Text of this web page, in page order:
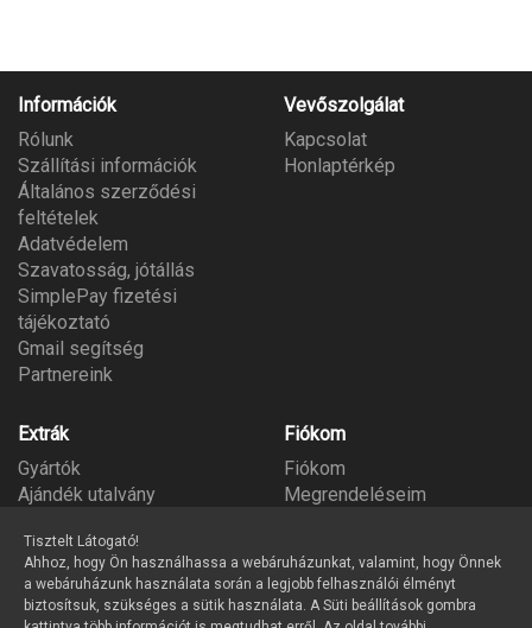
Információk
Rólunk
Szállítási információk
Általános szerződési
feltételek
Adatvédelem
Szavatosság, jótállás
SimplePay fizetési
tájékoztató
Gmail segítség
Partnereink
Vevőszolgálat
Kapcsolat
Honlaptérkép
Extrák
Gyártók
Ajándék utalvány
Fiókom
Fiókom
Megrendeléseim
Tisztelt Látogató!
Ahhoz, hogy Ön használhassa a webáruházunkat, valamint, hogy Önnek
a webáruházunk használata során a legjobb felhasználói élményt
biztosítsuk, szükséges a sütik használata. A Süti beállítások gombra